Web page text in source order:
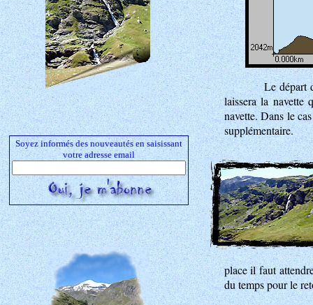
Soyez informés des nouveautés en saisissant
votre adresse email
Le départ
laissera la navette
navette. Dans le
supplémentaire.
place il faut
du temps pour le